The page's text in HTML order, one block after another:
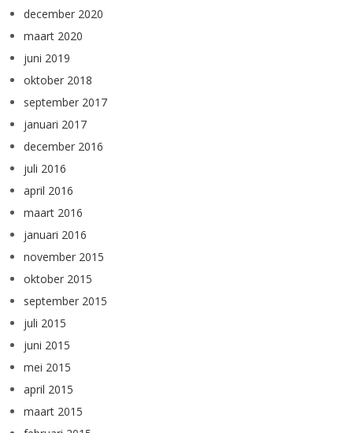
december 2020
maart 2020
juni 2019
oktober 2018
september 2017
januari 2017
december 2016
juli 2016
april 2016
maart 2016
januari 2016
november 2015
oktober 2015
september 2015
juli 2015
juni 2015
mei 2015
april 2015
maart 2015